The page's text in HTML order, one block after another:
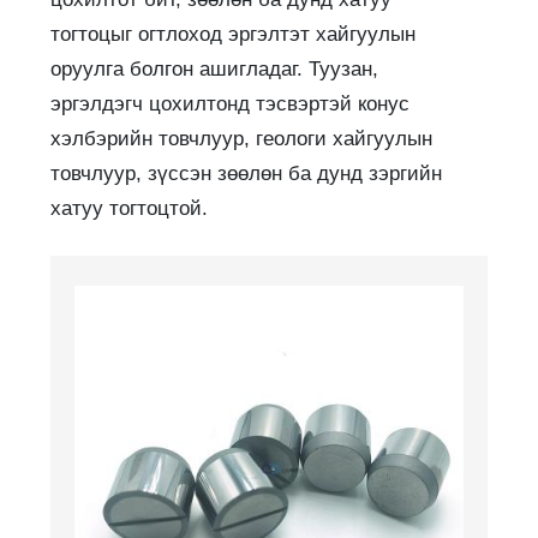
тогтоцыг огтлоход эргэлтэт хайгуулын
оруулга болгон ашигладаг. Туузан,
эргэлдэгч цохилтонд тэсвэртэй конус
хэлбэрийн товчлуур, геологи хайгуулын
товчлуур, зүссэн зөөлөн ба дунд зэргийн
хатуу тогтоцтой.